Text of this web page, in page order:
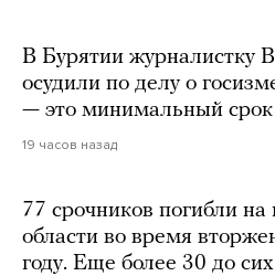
В Бурятии журналистку
осудили по делу о
— это минимальный срок
19 часов назад
77 срочников погибли на
области во время
году. Еще более 30 до